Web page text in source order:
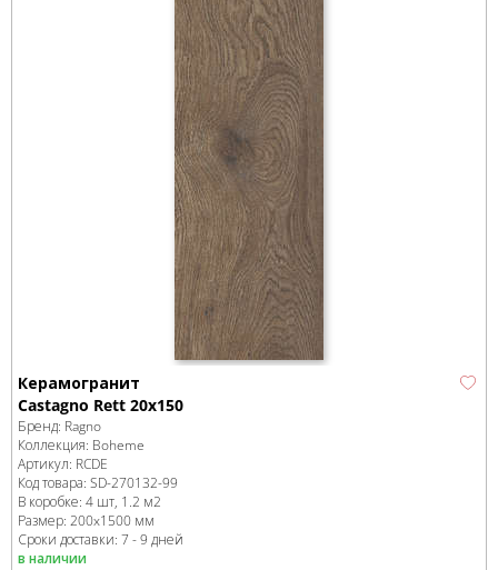
Керамогранит
Castagno Rett 20x150
Бренд: Ragno
Коллекция: Boheme
Артикул: RCDE
Код товара: SD-270132-99
В коробке: 4 шт, 1.2 м2
Размер: 200x1500 мм
Сроки доставки: 7 - 9 дней
в наличии